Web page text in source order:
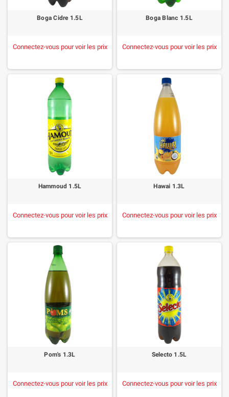
Boga Cidre 1.5L
Connectez-vous pour voir les prix
Boga Blanc 1.5L
Connectez-vous pour voir les prix
Hammoud 1.5L
Connectez-vous pour voir les prix
Hawai 1.3L
Connectez-vous pour voir les prix
Pom's 1.3L
Connectez-vous pour voir les prix
Selecto 1.5L
Connectez-vous pour voir les prix